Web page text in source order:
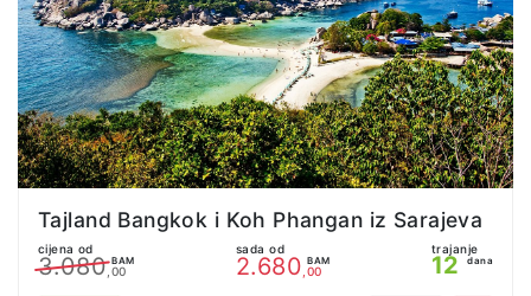
Tajland Bangkok i Koh Phangan iz Sarajeva
cijena od
3.080 BAM
,00
sada od
2.680 BAM
,00
trajanje
12 dana